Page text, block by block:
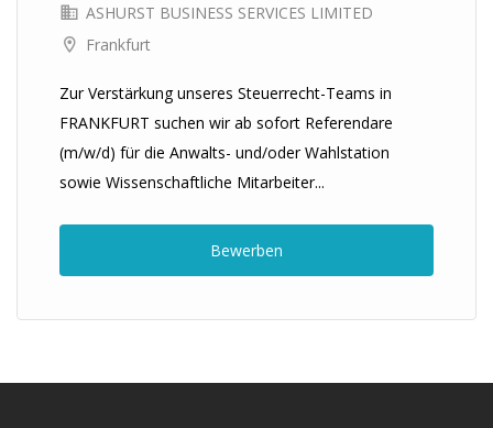
ASHURST BUSINESS SERVICES LIMITED
Frankfurt
Zur Verstärkung unseres Steuerrecht-Teams in
FRANKFURT suchen wir ab sofort Referendare
(m/w/d) für die Anwalts- und/oder Wahlstation
sowie Wissenschaftliche Mitarbeiter...
Bewerben